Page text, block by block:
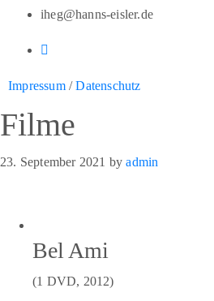
iheg@hanns-eisler.de
Impressum/Datenschutz
Filme
23. September 2021 by admin
Bel Ami
(1 DVD, 2012)